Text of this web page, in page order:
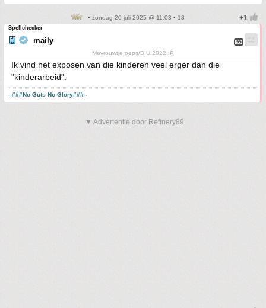
• zondag 20 juli 2025 @ 11:03 • 18
Spellchecker
maily
Mevrouwtje oeps/B.U.2022 :P
Ik vind het exposen van die kinderen veel erger dan die
"kinderarbeid".
--###No Guts No Glory###--
▼ Advertentie door Refinery89